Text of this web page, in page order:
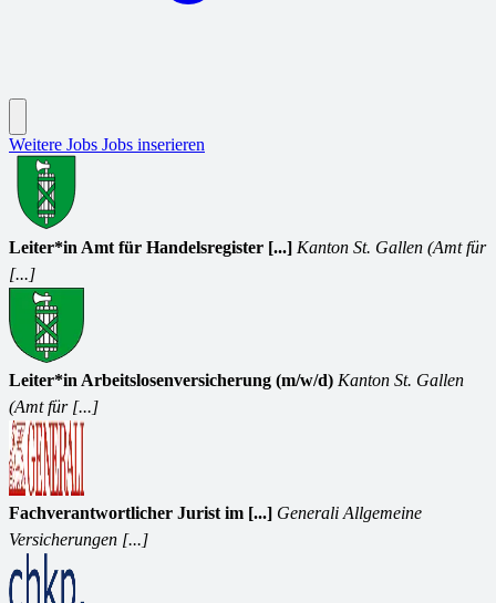
Weitere Jobs Jobs inserieren
Leiter*in Amt für Handelsregister [...] Kanton St. Gallen (Amt für
[...]
Leiter*in Arbeitslosenversicherung (m/w/d) Kanton St. Gallen
(Amt für [...]
Fachverantwortlicher Jurist im [...] Generali Allgemeine
Versicherungen [...]